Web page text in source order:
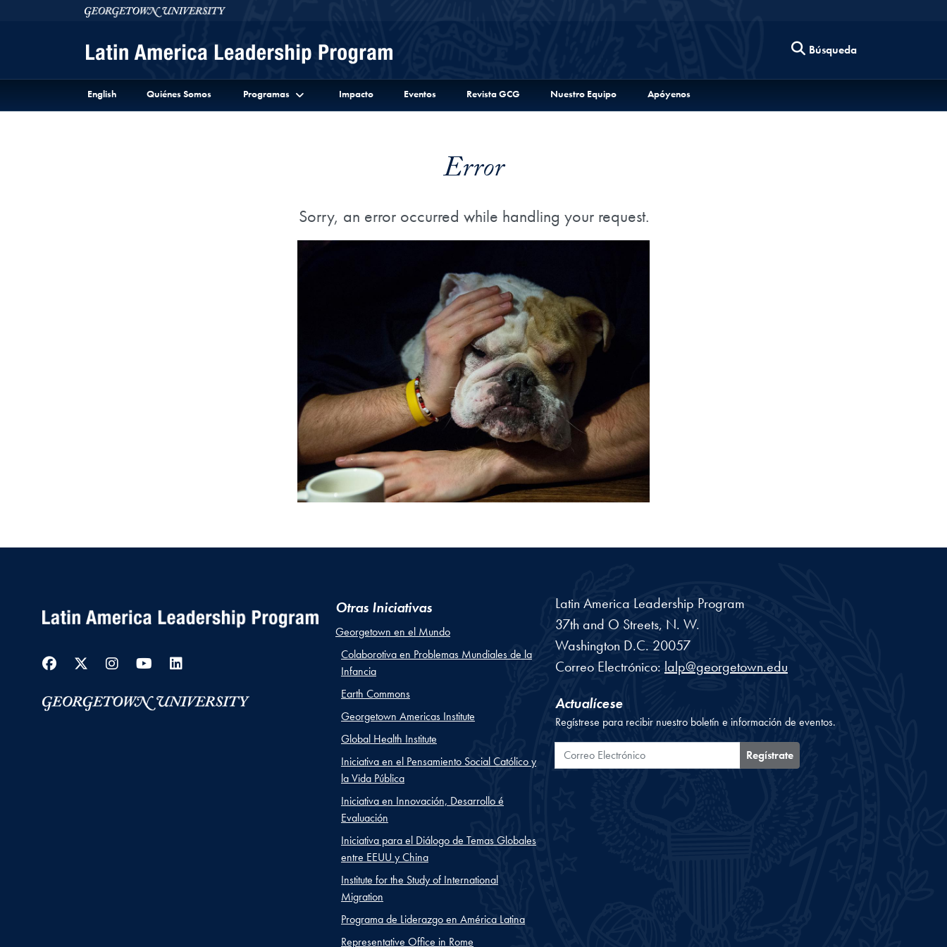
Skip to Latin America Leadership Program Full Site Menu
Skip to main contentGeorgetown University
Búsqueda
English Quiénes Somos Programas Impacto Eventos Revista GCG Nuestro Equipo Apóyenos
Error
Sorry, an error occurred while handling your request.
Facebook
Twitter
Instagram
YouTube
LinkedIn
Otras Iniciativas
Georgetown en el Mundo
Colaborotiva en Problemas Mundiales de la
Infancia
Earth Commons
Georgetown Americas Institute
Global Health Institute
Iniciativa en el Pensamiento Social Católico y
la Vida Pública
Iniciativa en Innovación, Desarrollo é
Evaluación
Iniciativa para el Diálogo de Temas Globales
entre EEUU y China
Institute for the Study of International
Migration
Programa de Liderazgo en América Latina
Representative Office in Rome
Latin America Leadership Program
37th and O Streets, N. W.
Washington D.C. 20057
Correo Electrónico: lalp@georgetown.edu
Actualícese
Regístrese para recibir nuestro boletín e información de eventos.
Correo Electrónico Regístrate